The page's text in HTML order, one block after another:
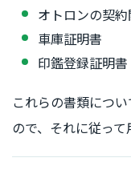
オトロンの契
車庫証明書
印鑑登録証明書
これらの書類につ
ので、それに従って